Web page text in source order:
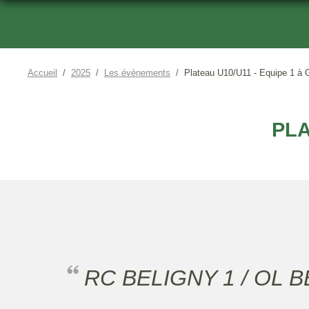
Accueil 2025 Les évènements Plateau U10/U11 - Equipe 1 à
RC BELIGNY 1 / OL